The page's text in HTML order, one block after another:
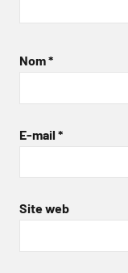
Nom*
E-mail *
Site web